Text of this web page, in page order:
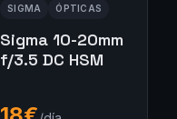
SIGMA ÓPTICAS
Sigma 10-20mm
f/3.5 DC HSM